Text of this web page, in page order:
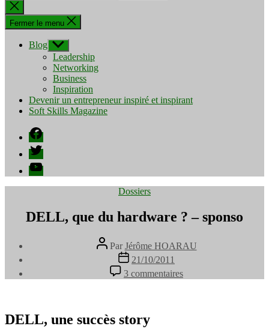
Fermer
la
recherche
Fermer le menu
Blog Afficher
le
sous-
menu
Leadership
Networking
Business
Inspiration
Devenir un entrepreneur inspiré et inspirant
Soft Skills Magazine
Facebook
Twitter
YouTube
Catégories
Dossiers
DELL, que du hardware ? – sponso
Auteur
de
l’article
Par Jérôme HOARAU
Date
de
l’article
21/10/2011
3 commentaires
DELL,
DELL, une succès story